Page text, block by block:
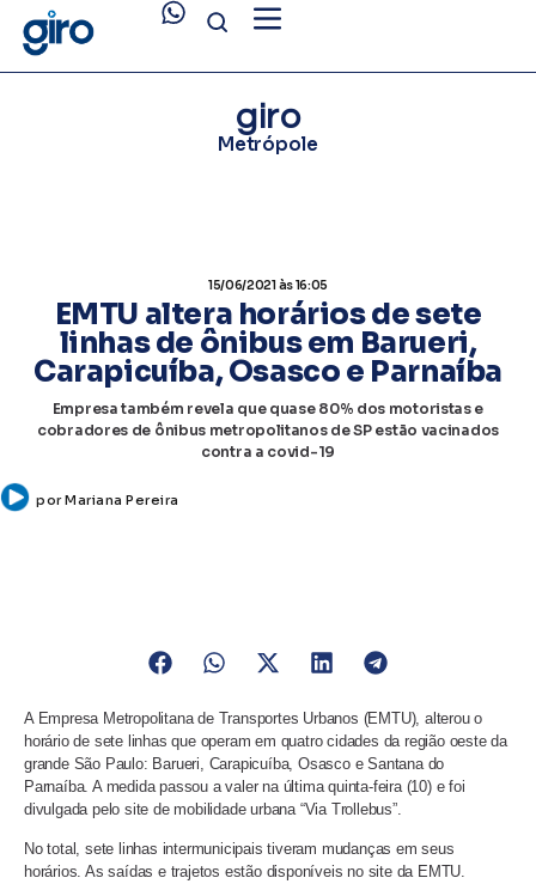
giro
Metrópole
15/06/2021às 16:05
​EMTU altera horários de sete
linhas de ônibus em Barueri,
Carapicuíba, Osasco e Parnaíba
Empresa também revela que quase 80% dos motoristas e
cobradores de ônibus metropolitanos de SP estão vacinados
contra a covid-19
porMariana Pereira
A Empresa Metropolitana de Transportes Urbanos (EMTU), alterou o
horário de sete linhas que operam em quatro cidades da região oeste da
grande São Paulo: Barueri, Carapicuíba, Osasco e Santana do
Parnaíba. A medida passou a valer na última quinta-feira (10) e foi
divulgada pelo site de mobilidade urbana “Via Trollebus”.
No total, sete linhas intermunicipais tiveram mudanças em seus
horários. As saídas e trajetos estão disponíveis no site da EMTU.